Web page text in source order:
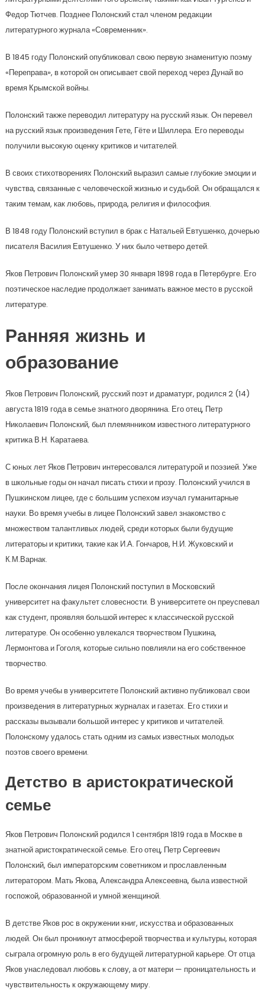
Федор Тютчев. Позднее Полонский стал членом редакции
литературного журнала «Современник».
В 1845 году Полонский опубликовал свою первую знаменитую поэму
«Переправа», в которой он описывает свой переход через Дунай во
время Крымской войны.
Полонский также переводил литературу на русский язык. Он перевел
на русский язык произведения Гете, Гёте и Шиллера. Его переводы
получили высокую оценку критиков и читателей.
В своих стихотворениях Полонский выразил самые глубокие эмоции и
чувства, связанные с человеческой жизнью и судьбой. Он обращался к
таким темам, как любовь, природа, религия и философия.
В 1848 году Полонский вступил в брак с Натальей Евтушенко, дочерью
писателя Василия Евтушенко. У них было четверо детей.
Яков Петрович Полонский умер 30 января 1898 года в Петербурге. Его
поэтическое наследие продолжает занимать важное место в русской
литературе.
Ранняя жизнь и
образование
Яков Петрович Полонский, русский поэт и драматург, родился 2 (14)
августа 1819 года в семье знатного дворянина. Его отец, Петр
Николаевич Полонский, был племянником известного литературного
критика В.Н. Каратаева.
С юных лет Яков Петрович интересовался литературой и поэзией. Уже
в школьные годы он начал писать стихи и прозу. Полонский учился в
Пушкинском лицее, где с большим успехом изучал гуманитарные
науки. Во время учебы в лицее Полонский завел знакомство с
множеством талантливых людей, среди которых были будущие
литераторы и критики, такие как И.А. Гончаров, Н.И. Жуковский и
К.М.Варнак.
После окончания лицея Полонский поступил в Московский
университет на факультет словесности. В университете он преуспевал
как студент, проявляя большой интерес к классической русской
литературе. Он особенно увлекался творчеством Пушкина,
Лермонтова и Гоголя, которые сильно повлияли на его собственное
творчество.
Во время учебы в университете Полонский активно публиковал свои
произведения в литературных журналах и газетах. Его стихи и
рассказы вызывали большой интерес у критиков и читателей.
Полонскому удалось стать одним из самых известных молодых
поэтов своего времени.
Детство в аристократической
семье
Яков Петрович Полонский родился 1 сентября 1819 года в Москве в
знатной аристократической семье. Его отец, Петр Сергеевич
Полонский, был императорским советником и прославленным
литератором. Мать Якова, Александра Алексеевна, была известной
госпожой, образованной и умной женщиной.
В детстве Яков рос в окружении книг, искусства и образованных
людей. Он был проникнут атмосферой творчества и культуры, которая
сыграла огромную роль в его будущей литературной карьере. От отца
Яков унаследовал любовь к слову, а от матери — проницательность и
чувствительность к окружающему миру.